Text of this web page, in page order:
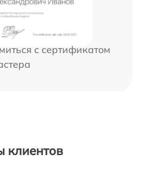
с сертификатом
клиентов